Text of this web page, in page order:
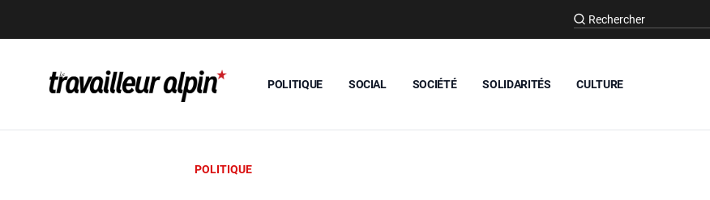
POLITIQUE SOCIAL SOCIÉTÉ SOLIDARITÉS CULTURE
POLITIQUE